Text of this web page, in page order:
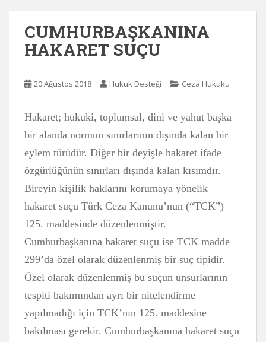
CUMHURBAŞKANINA
HAKARET SUÇU
20 Ağustos 2018 Hukuk Desteği Ceza Hukuku
Hakaret; hukuki, toplumsal, dini ve yahut başka
bir alanda normun sınırlarının dışında kalan bir
eylem türüdür. Diğer bir deyişle hakaret ifade
özgürlüğünün sınırları dışında kalan kısımdır.
Bireyin kişilik haklarını korumaya yönelik
hakaret suçu Türk Ceza Kanunu’nun (“TCK”)
125. maddesinde düzenlenmiştir.
Cumhurbaşkanına hakaret suçu ise TCK madde
299’da özel olarak düzenlenmiş bir suç tipidir.
Özel olarak düzenlenmiş bu suçun unsurlarının
tespiti bakımından ayrı bir nitelendirme
yapılmadığı için TCK’nın 125. maddesine
bakılması gerekir. Cumhurbaşkanına hakaret suçu